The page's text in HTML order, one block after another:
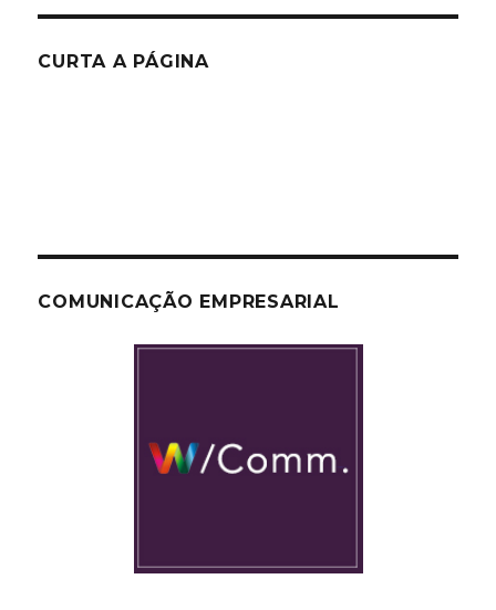
CURTA A PÁGINA
COMUNICAÇÃO EMPRESARIAL